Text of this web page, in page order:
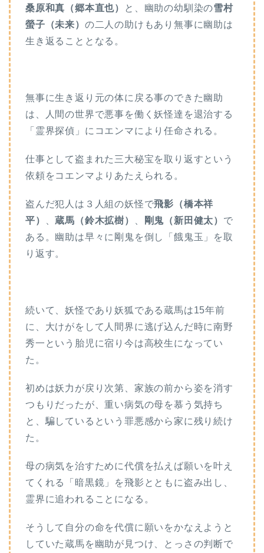
桑原和真（郷本直也）
と、幽助の幼馴染の雪村
螢子（未来） の二人の助けもあり無事に幽助は
生き返ることとなる。
無事に生き返り元の体に戻る事のできた幽助
は、人間の世界で悪事を働く妖怪達を退治する
「霊界探偵」にコエンマにより任命される。
仕事として盗まれた三大秘宝を取り返すという
依頼をコエンマよりあたえられる。
盗んだ犯人は３人組の妖怪で飛影（橋本祥
平）
、蔵馬（鈴木拡樹） 剛鬼（新田健太） で
ある。幽助は早々に剛鬼を倒し「餓鬼玉」を取
り返す。
続いて、妖怪であり妖狐である蔵馬は15年前
に、大けがをして人間界に逃げ込んだ時に南野
秀一という胎児に宿り今は高校生になってい
た。
初めは妖力が戻り次第、家族の前から姿を消す
つもりだったが、重い病気の母を慕う気持ち
と、騙しているという罪悪感から家に残り続け
た。
母の病気を治すために代償を払えば願いを叶え
てくれる「暗黒鏡」を飛影とともに盗み出し、
霊界に追われることになる。
そうして自分の命を代償に願いをかなえようと
していた蔵馬を幽助が見つけ、とっさの判断で